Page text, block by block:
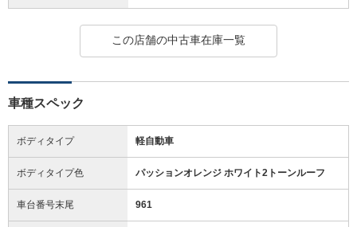
この店舗の中古車在庫一覧
車種スペック
ボディタイプ 軽自動車
ボディタイプ色 パッションオレンジ ホワイト2トーンルーフ
車台番号末尾 961